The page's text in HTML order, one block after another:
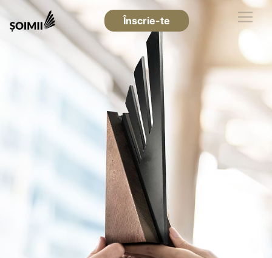
Înscrie-te